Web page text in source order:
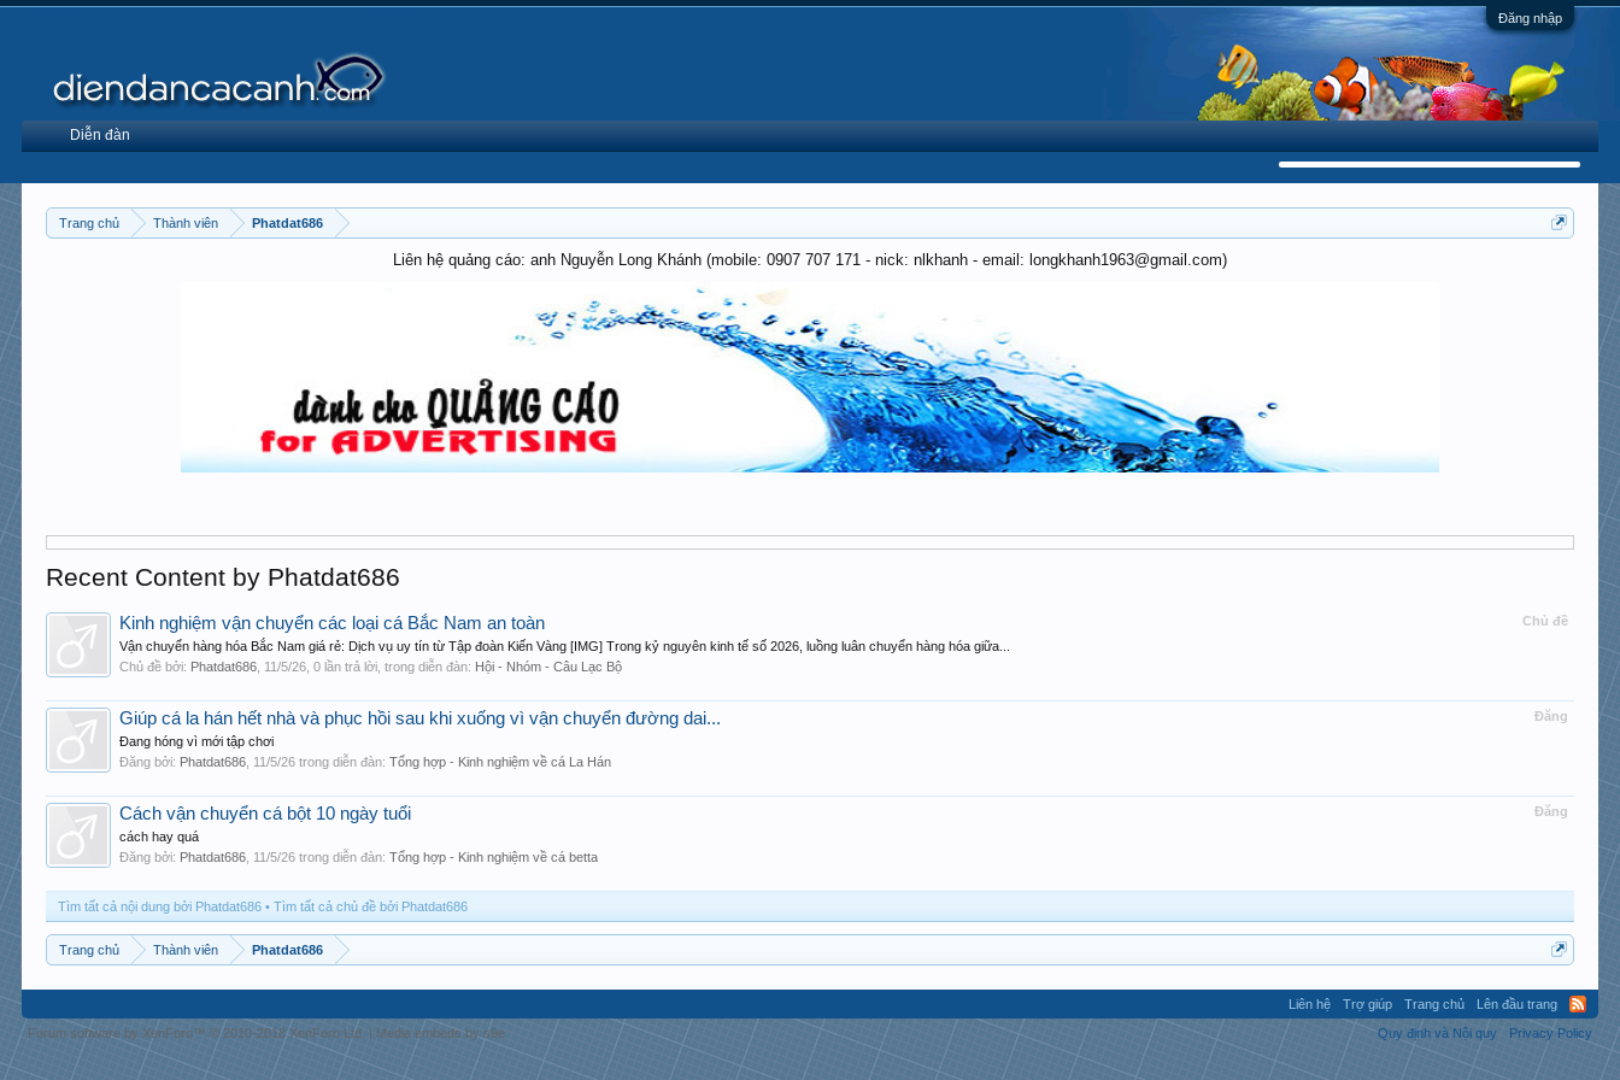
Đăng nhập
Trang chủ Thành viên Phatdat686
Liên hệ quảng cáo: anh Nguyễn Long Khánh (mobile: 0907 707 171 - nick: nlkhanh - email: longkhanh1963@gmail.com)
Recent Content by Phatdat686
Chủ đề
Kinh nghiệm vận chuyển các loại cá Bắc Nam an toàn
Vận chuyển hàng hóa Bắc Nam giá rẻ: Dịch vụ uy tín từ Tập đoàn Kiến Vàng [IMG] Trong kỷ nguyên kinh tế số 2026, luồng luân chuyển hàng hóa giữa...
Chủ đề bởi: Phatdat686 11/5/26 , 0 lần trả lời, trong diễn đàn: Hội - Nhóm - Câu Lạc Bộ
Đăng
Giúp cá la hán hết nhà và phục hồi sau khi xuống vì vận chuyển đường dai...
Đang hóng vì mới tập chơi
Đăng bởi: Phatdat686 11/5/26 trong diễn đàn:Tổng hợp - Kinh nghiệm về cá La Hán
Đăng
Cách vận chuyển cá bột 10 ngày tuổi
cách hay quá
Đăng bởi: Phatdat686 11/5/26 trong diễn đàn:Tổng hợp - Kinh nghiệm về cá betta
Tìm tất cả nội dung bởi Phatdat686 Tìm tất cả chủ đề bởi Phatdat686
Trang chủ Thành viên Phatdat686
Diễn đàn
Liên hệ Trợ giúp Trang chủ
Lên đầu trang
Quy định và Nội quy
Privacy Policy
Forum software by XenForo™© 2010-2018 XenForo Ltd. | Media embeds by s9e